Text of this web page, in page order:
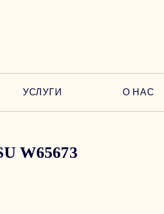
УСЛУГИ О НАС
W65673